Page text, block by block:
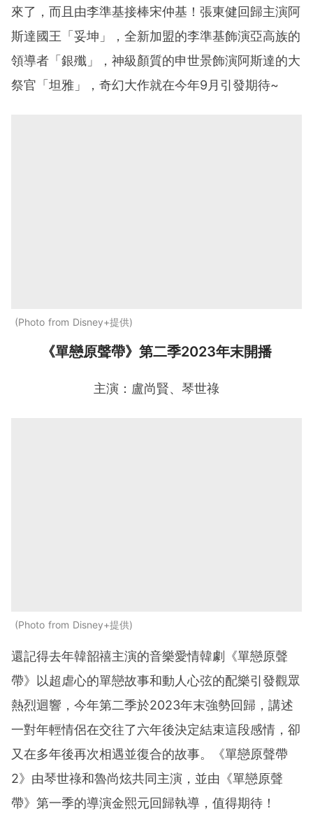
來了，而且由李準基接棒宋仲基！張東健回歸主演阿
斯達國王「妥坤」，全新加盟的李準基飾演亞高族的
領導者「銀殲」，神級顏質的申世景飾演阿斯達的大
祭官「坦雅」，奇幻大作就在今年9月引發期待~
Photo from Disney+提供
《單戀原聲帶》第二季2023年末開播
主演：盧尚賢、琴世祿
Photo from Disney+提供
還記得去年韓韶禧主演的音樂愛情韓劇《單戀原聲
帶》以超虐心的單戀故事和動人心弦的配樂引發觀眾
熱烈迴響，今年第二季於2023年末強勢回歸，講述
一對年輕情侶在交往了六年後決定結束這段感情，卻
又在多年後再次相遇並復合的故事。《單戀原聲帶
2》由琴世祿和魯尚炫共同主演，並由《單戀原聲
帶》第一季的導演金熙元回歸執導，值得期待！